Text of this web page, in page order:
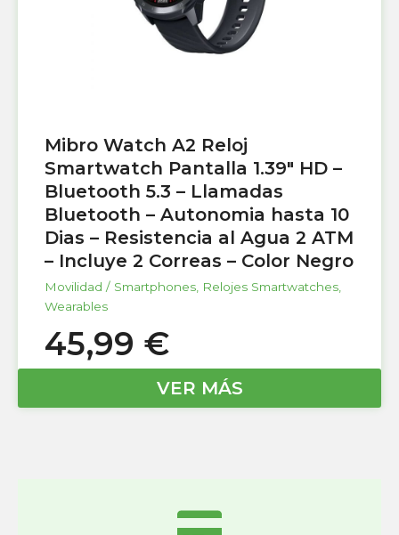
Mibro Watch A2 Reloj
Smartwatch Pantalla 1.39″ HD –
Bluetooth 5.3 – Llamadas
Bluetooth – Autonomia hasta 10
Dias – Resistencia al Agua 2 ATM
– Incluye 2 Correas – Color Negro
Movilidad / Smartphones Relojes Smartwatches
Wearables
45,99 €
VER MÁS